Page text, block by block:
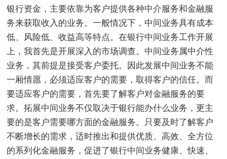
银行资金，主要依靠为客户提供各种中介服务和金融服
务来获取收入的业务。一般情况下，中间业务具有成本
低、风险低、收益高等特点。在银行中间业务工作开展
上，我首先是开展深入的市场调查。中间业务属中介性
业务，其前提是接受客户委托。因此发展中间业务不能
一厢情愿，必须适应客户的需要，取得客户的信任。而
要适应客户的需要，首先要了解客户对金融服务的要
求。拓展中间业务不仅取决于银行能办什么业务，更主
要的是客户需要哪方面的金融服务。只要及时了解客户
不断增长的需求，适时推出和提供优质、高效、全方位
的系列化金融服务，促进了银行中间业务健康、快速、